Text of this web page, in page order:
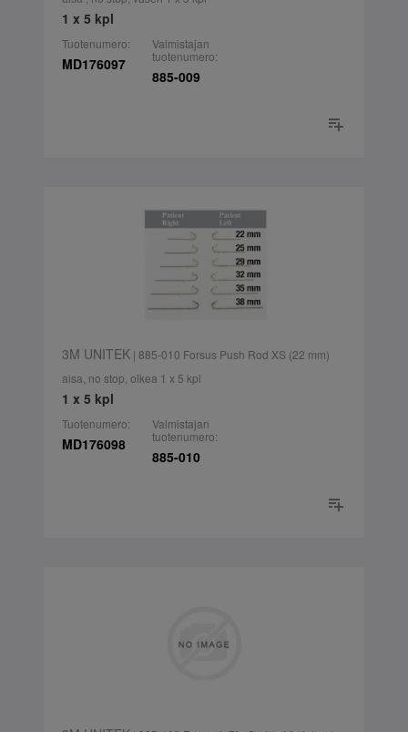
1 x 5 kpl
Tuotenumero:
MD176097
Valmistajan
tuotenumero:
885-009
3M UNITEK| 885-010 Forsus Push Rod XS (22 mm)
aisa, no stop, oikea 1 x 5 kpl
1 x 5 kpl
Tuotenumero:
MD176098
Valmistajan
tuotenumero:
885-010